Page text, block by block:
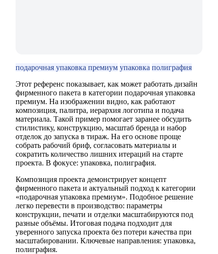
подарочная упаковка премиум упаковка полиграфия
Этот референс показывает, как может работать дизайн
фирменного пакета в категории подарочная упаковка
премиум. На изображении видно, как работают
композиция, палитра, иерархия логотипа и подача
материала. Такой пример помогает заранее обсудить
стилистику, конструкцию, масштаб бренда и набор
отделок до запуска в тираж. На его основе проще
собрать рабочий бриф, согласовать материалы и
сократить количество лишних итераций на старте
проекта. В фокусе: упаковка, полиграфия.
Композиция проекта демонстрирует концепт
фирменного пакета и актуальный подход к категории
«подарочная упаковка премиум». Подобное решение
легко перевести в производство: параметры
конструкции, печати и отделки масштабируются под
разные объёмы. Итоговая подача подходит для
уверенного запуска проекта без потери качества при
масштабировании. Ключевые направления: упаковка,
полиграфия.